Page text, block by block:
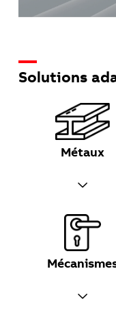
Solutions
Métaux